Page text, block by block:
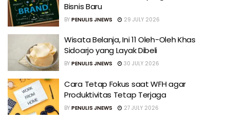
Bisnis Baru
BY PENULIS JNEWS 29 JULY 2026
Wisata Belanja, Ini 11 Oleh-Oleh Khas
Sidoarjo yang Layak Dibeli
BY PENULIS JNEWS 30 JULY 2026
Cara Tetap Fokus saat WFH agar
Produktivitas Tetap Terjaga
BY PENULIS JNEWS 27 JULY 2026